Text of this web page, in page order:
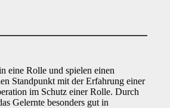
eine Rolle und spielen einen
Standpunkt mit der Erfahrung einer
im Schutz einer Rolle. Durch
Gelernte besonders gut in